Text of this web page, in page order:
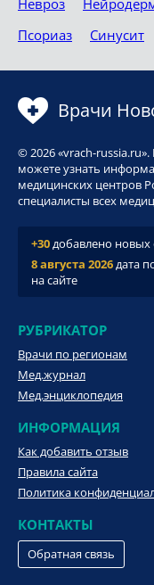
Псориаз
Синусит
Врачи
© 2026 «vrach-
можете узнать
медицинских центров
специалисты всех
+30добавлено новых
8 августа 2026дата
на сайте
РУБРИКАТОР
Врачи по регионам
Мед.журнал
Мед.энциклопедия
ИНФОРМАЦИЯ
Как добавить отзыв
Правила сайта
Политика
КОНТАКТЫ
Обратная связь